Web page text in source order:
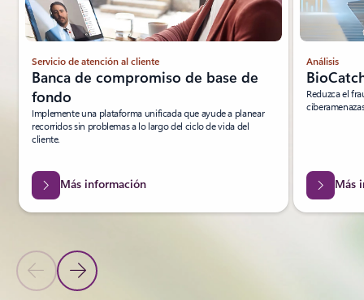
Diapositiva anterior
Diapositiva siguiente
Servicio de atención al cliente
Banca de compromiso de base de
fondo
Implemente una plataforma unificada que ayude a planear
recorridos sin problemas a lo largo del ciclo de vida del
cliente.
Más información
Análisis
Reduzca el
Más